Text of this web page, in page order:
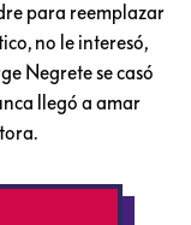
para reemplazar
no le interesó,
Negrete se casó
llegó a amar